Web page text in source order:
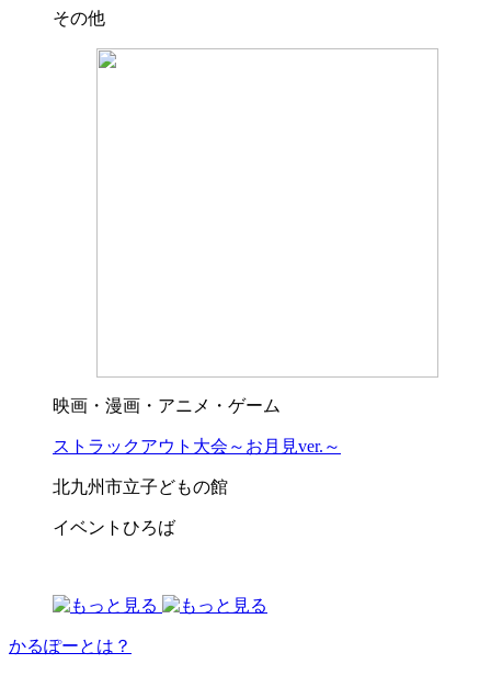
その他
映画・漫画・アニメ・ゲーム
ストラックアウト大会～お月見ver.～
北九州市立子どもの館
イベントひろば
かるぽーとは？